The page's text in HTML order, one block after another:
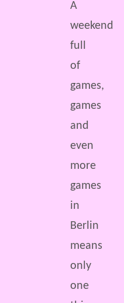
A
weekend
full
of
games,
games
and
even
more
games
in
Berlin
means
only
one